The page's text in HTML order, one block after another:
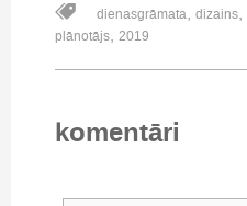
dienasgrāmata, dizains,
plānotājs, 2019
komentāri